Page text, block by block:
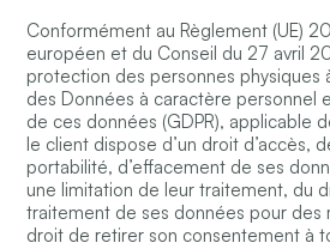
Conformément au Règlement (UE)
européen et du Conseil du 27 avril
protection des personnes physiques
des Données à caractère personnel
de ces données (GDPR), applicable
le client dispose d’un droit d’accès,
portabilité, d’effacement de ses
une limitation de leur traitement, du
traitement de ses données pour des
droit de retirer son consentement à